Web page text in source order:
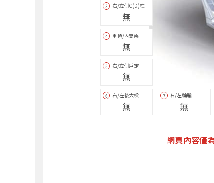
3 右/左側C(D)柱
無
4 車頂/內支架
無
5 右/左側戶定
無
6 右/左後大樑
無
7 右/左輪艙
無
網頁內容僅